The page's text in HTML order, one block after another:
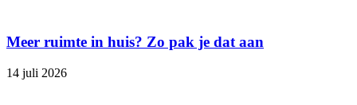
Meer ruimte in huis? Zo pak je dat aan
14 juli 2026